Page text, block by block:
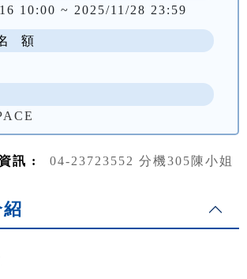
10:00 ~ 2025/11/28 23:59
額
訊 : 04-23723552 分機305陳小姐